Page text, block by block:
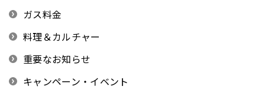
ガス料金
料理＆カルチャー
重要なお知らせ
キャンペーン・イベント